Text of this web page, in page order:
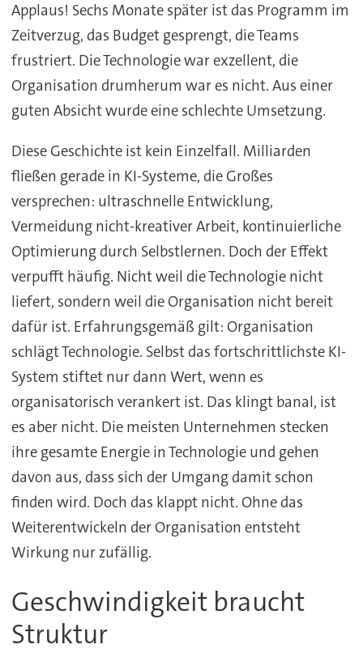
Applaus! Sechs Monate später ist das Programm im
Zeitverzug, das Budget gesprengt, die Teams
frustriert. Die Technologie war exzellent, die
Organisation drumherum war es nicht. Aus einer
guten Absicht wurde eine schlechte Umsetzung.
Diese Geschichte ist kein Einzelfall. Milliarden
fließen gerade in KI-Systeme, die Großes
versprechen: ultraschnelle Entwicklung,
Vermeidung nicht-kreativer Arbeit, kontinuierliche
Optimierung durch Selbstlernen. Doch der Effekt
verpufft häufig. Nicht weil die Technologie nicht
liefert, sondern weil die Organisation nicht bereit
dafür ist. Erfahrungsgemäß gilt: Organisation
schlägt Technologie. Selbst das fortschrittlichste KI-
System stiftet nur dann Wert, wenn es
organisatorisch verankert ist. Das klingt banal, ist
es aber nicht. Die meisten Unternehmen stecken
ihre gesamte Energie in Technologie und gehen
davon aus, dass sich der Umgang damit schon
finden wird. Doch das klappt nicht. Ohne das
Weiterentwickeln der Organisation entsteht
Wirkung nur zufällig.
Geschwindigkeit braucht
Struktur